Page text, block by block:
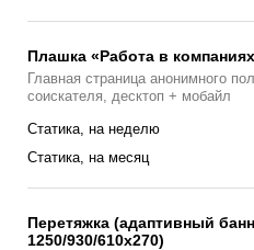
Плашка «Работа в
Главная страницa анонимного
соискателя, десктоп + мобайл
Статика, на неделю
Статика, на месяц
Перетяжка (адаптивный
1250/930/610х270)